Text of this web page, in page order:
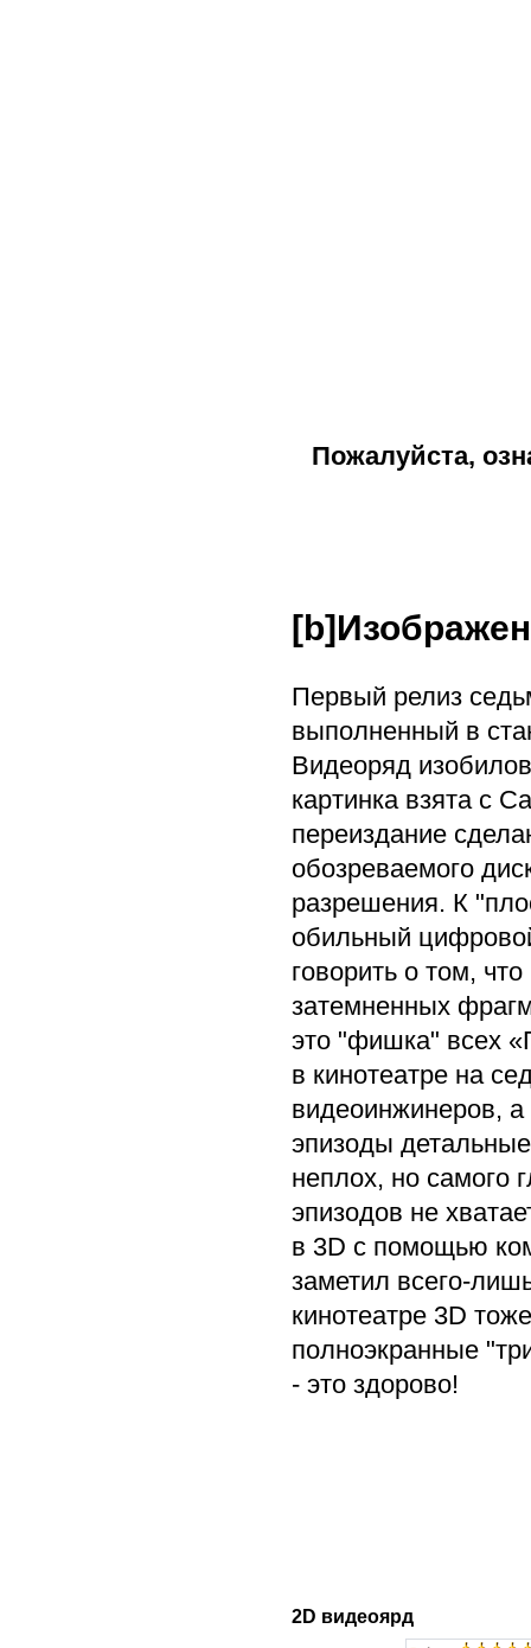
Пожалуйста,
Первый релиз
выполненный в
Видеоряд
картинка взята с
переиздание
обозреваемого
разрешения. К
обильный
говорить о том,
затемненных
это "фишка" всех
в кинотеатре на
видеоинжинеров,
эпизоды
неплох, но самого
эпизодов не
в 3D с помощью
заметил всего-
кинотеатре 3D
полноэкранные
- это здорово!
2D видеоярд